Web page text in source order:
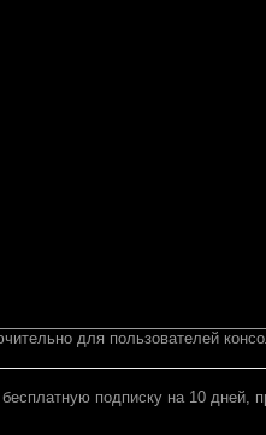
для пользователей
подписку на 10 дней,